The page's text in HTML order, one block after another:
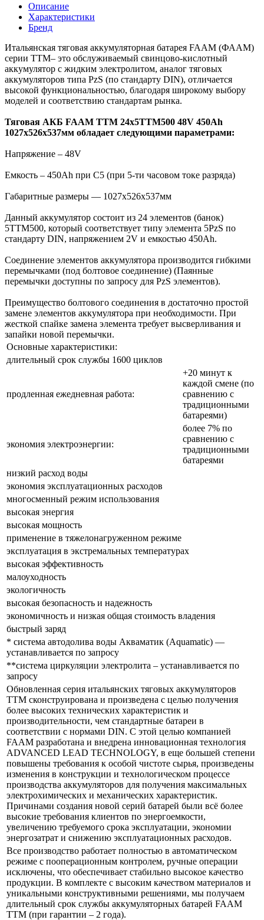
Описание
Характеристики
Бренд
Итальянская тяговая аккумуляторная батарея FAAM (ФААМ)
серии TTM– это обслуживаемый свинцово-кислотный
аккумулятор с жидким электролитом, аналог тяговых
аккумуляторов типа PzS (по стандарту DIN), отличается
высокой функциональностью, благодаря широкому выбору
моделей и соответствию стандартам рынка.
Тяговая АКБ FAAM TTM 24x5TTM500 48V 450Ah
1027x526x537мм обладает следующими параметрами:
Напряжение – 48V
Емкость – 450Ah при С5 (при 5-ти часовом токе разряда)
Габаритные размеры — 1027x526x537мм
Данный аккумулятор состоит из 24 элементов (банок)
5TTM500, который соответствует типу элемента 5PzS по
стандарту DIN, напряжением 2V и емкостью 450Ah.
Соединение элементов аккумулятора производится гибкими
перемычками (под болтовое соединение) (Паянные
перемычки доступны по запросу для PzS элементов).
Преимущество болтового соединения в достаточно простой
замене элементов аккумулятора при необходимости. При
жесткой спайке замена элемента требует высверливания и
запайки новой перемычки.
Основные характеристики:
длительный срок службы 1600 циклов
продленная ежедневная работа:
+20 минут к
каждой смене (по
сравнению с
традиционными
батареями)
экономия электроэнергии:
более 7% по
сравнению с
традиционными
батареями
низкий расход воды
экономия эксплуатационных расходов
многосменный режим использования
высокая энергия
высокая мощность
применение в тяжелонагруженном режиме
эксплуатация в экстремальных температурах
высокая эффективность
малоуходность
экологичность
высокая безопасность и надежность
экономичность и низкая общая стоимость владения
быстрый заряд
* система автодолива воды Акваматик (Aquamatic) —
устанавливается по запросу
**система циркуляции электролита – устанавливается по
запросу
Обновленная серия итальянских тяговых аккумуляторов
ТTM сконструирована и произведена с целью получения
более высоких технических характеристик и
производительности, чем стандартные батареи в
соответствии с нормами DIN. С этой целью компанией
FAAM разработана и внедрена инновационная технология
ADVANCED LEAD TECHNOLOGY, в еще большей степени
повышены требования к особой чистоте сырья, произведены
изменения в конструкции и технологическом процессе
производства аккумуляторов для получения максимальных
электрохимических и механических характеристик.
Причинами создания новой серий батарей были всё более
высокие требования клиентов по энергоемкости,
увеличению требуемого срока эксплуатации, экономии
энергозатрат и снижению эксплуатационных расходов.
Все производство работает полностью в автоматическом
режиме с пооперационным контролем, ручные операции
исключены, что обеспечивает стабильно высокое качество
продукции. В комплекте с высоким качеством материалов и
уникальными конструктивными решениями, мы получаем
длительный срок службы аккумуляторных батарей FAAM
ТTM (при гарантии – 2 года).